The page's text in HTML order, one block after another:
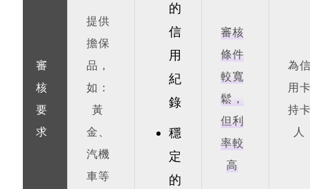
審
核
要
求
提供
擔保
品，
如：
黃
金、
汽機
車等
的
信
用
紀
錄
穩
定
的
審核
條件
較寬
鬆，
但利
率較
高
為信
用卡
持卡
人